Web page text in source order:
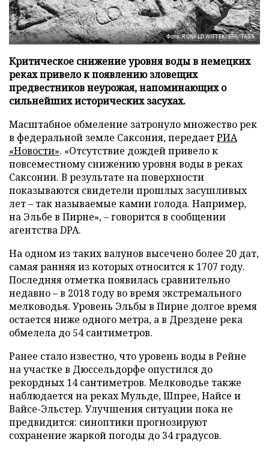
Фото: RONALD WITTEK/EPA/TASS
Критическое снижение уровня воды в немецких
реках привело к появлению зловещих
предвестников неурожая, напоминающих о
сильнейших исторических засухах.
Масштабное обмеление затронуло множество рек
в федеральной земле Саксония, передаетРИА
«Новости». «Отсутствие дождей привело к
повсеместному снижению уровня воды в реках
Саксонии. В результате на поверхности
показываются свидетели прошлых засушливых
лет – так называемые камни голода. Например,
на Эльбе в Пирне», – говорится в сообщении
агентства DPA.
На одном из таких валунов высечено более 20 дат,
самая ранняя из которых относится к 1707 году.
Последняя отметка появилась сравнительно
недавно – в 2018 году во время экстремального
мелководья. Уровень Эльбы в Пирне долгое время
остается ниже одного метра, а в Дрездене река
обмелела до 54 сантиметров.
Ранее стало известно, что уровень воды в Рейне
на участке в Дюссельдорфе опустился до
рекордных 14 сантиметров. Мелководье также
наблюдается на реках Мульде, Шпрее, Найсе и
Вайсе-Эльстер. Улучшения ситуации пока не
предвидится: синоптики прогнозируют
сохранение жаркой погоды до 34 градусов.